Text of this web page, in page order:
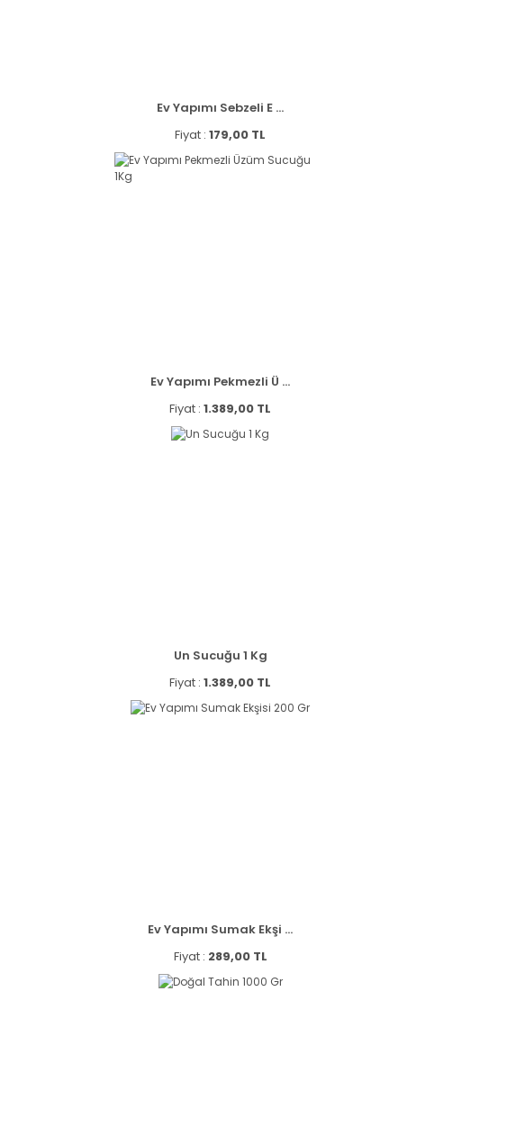
Ev Yapımı Sebzeli E ...
Fiyat : 179,00 TL
Ev Yapımı Pekmezli Ü ...
Fiyat : 1.389,00 TL
Un Sucuğu 1 Kg
Fiyat : 1.389,00 TL
Ev Yapımı Sumak Ekşi ...
Fiyat : 289,00 TL